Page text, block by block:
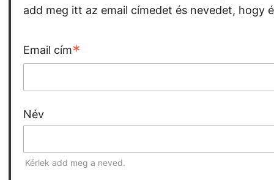
add meg itt az email címedet és nevedet, hogy
Email cím*
Név
Kérlek add meg a neved.